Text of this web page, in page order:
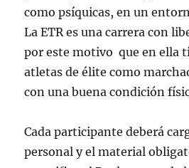
como psíquicas, en un
La ETR es una carrera con
por este motivo que en ella
atletas de élite como
con una buena condición
Cada participante deberá
personal y el material